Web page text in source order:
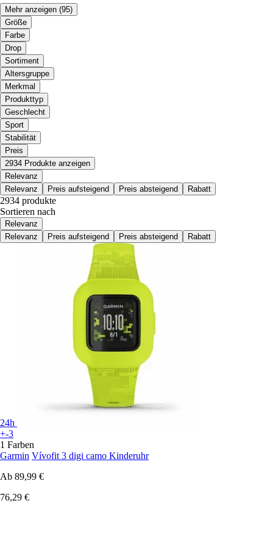
Mehr anzeigen (95)
Größe
Farbe
Drop
Sortiment
Altersgruppe
Merkmal
Produkttyp
Geschlecht
Sport
Stabilität
Preis
2934 Produkte anzeigen
Relevanz
Relevanz
Preis aufsteigend Preis absteigend Rabatt
2934 produkte
Sortieren nach
Relevanz
Relevanz
Preis aufsteigend Preis absteigend Rabatt
24h
+-3
1 Farben
Garmin Vívofit 3 digi camo Kinderuhr
Ab 89,99 €
76,29 €